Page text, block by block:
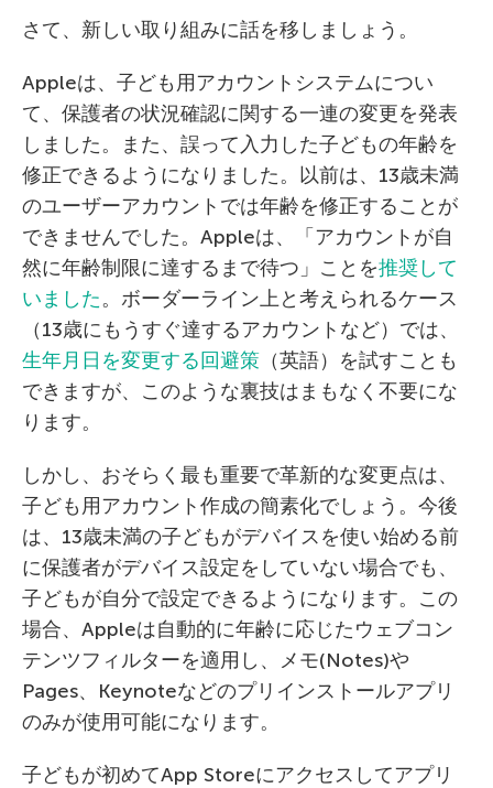
さて、新しい取り組みに話を移しましょう。
Appleは、子ども用アカウントシステムについ
て、保護者の状況確認に関する一連の変更を発表
しました。また、誤って入力した子どもの年齢を
修正できるようになりました。以前は、13歳未満
のユーザーアカウントでは年齢を修正することが
できませんでした。Appleは、「アカウントが自
然に年齢制限に達するまで待つ」ことを推奨して
いました。ボーダーライン上と考えられるケース
（13歳にもうすぐ達するアカウントなど）では、
生年月日を変更する回避策 （英語）を試すことも
できますが、このような裏技はまもなく不要にな
ります。
しかし、おそらく最も重要で革新的な変更点は、
子ども用アカウント作成の簡素化でしょう。今後
は、13歳未満の子どもがデバイスを使い始める前
に保護者がデバイス設定をしていない場合でも、
子どもが自分で設定できるようになります。この
場合、Appleは自動的に年齢に応じたウェブコン
テンツフィルターを適用し、メモ(Notes)や
Pages、Keynoteなどのプリインストールアプリ
のみが使用可能になります。
子どもが初めてApp Storeにアクセスしてアプリ